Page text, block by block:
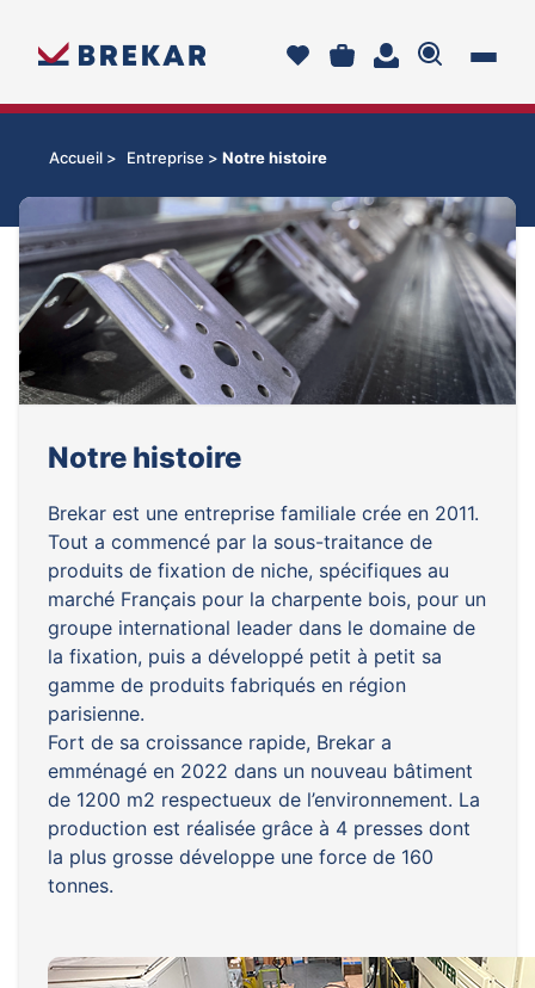
Accueil > Entreprise > Notre histoire
Notre histoire
Brekar est une entreprise familiale crée en 2011.
Tout a commencé par la sous-traitance de
produits de fixation de niche, spécifiques au
marché Français pour la charpente bois, pour un
groupe international leader dans le domaine de
la fixation, puis a développé petit à petit sa
gamme de produits fabriqués en région
parisienne.
Fort de sa croissance rapide, Brekar a
emménagé en 2022 dans un nouveau bâtiment
de 1200 m2 respectueux de l’environnement. La
production est réalisée grâce à 4 presses dont
la plus grosse développe une force de 160
tonnes.